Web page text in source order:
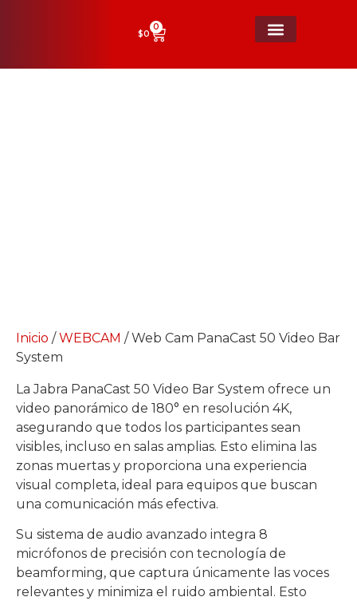
$0
0
Inicio /WEBCAM / Web Cam PanaCast 50 Video Bar
System
La Jabra PanaCast 50 Video Bar System ofrece un
video panorámico de 180° en resolución 4K,
asegurando que todos los participantes sean
visibles, incluso en salas amplias. Esto elimina las
zonas muertas y proporciona una experiencia
visual completa, ideal para equipos que buscan
una comunicación más efectiva.
Su sistema de audio avanzado integra 8
micrófonos de precisión con tecnología de
beamforming, que captura únicamente las voces
relevantes y minimiza el ruido ambiental. Esto